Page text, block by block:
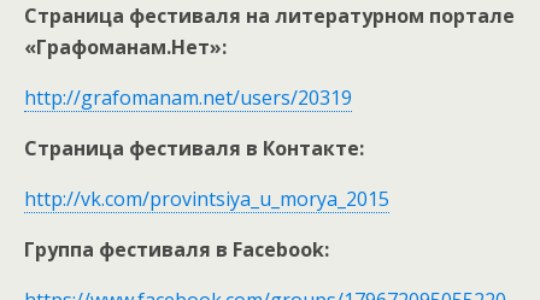
Страница фестиваля на литературном портале
«Графоманам.Нет»:
http://grafomanam.net/users/20319
Страница фестиваля в Контакте:
http://vk.com/provintsiya_u_morya_2015
Группа фестиваля в Facebook: